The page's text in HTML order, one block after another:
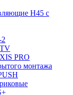
H45 с
PRO
монтажа